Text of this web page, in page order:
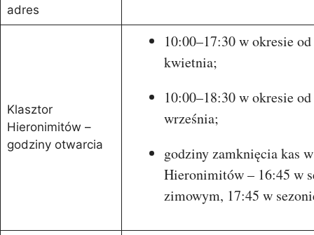
adres
Klasztor
Hieronimitów –
godziny otwarcia
10:00–17:30 w okresie
kwietnia;
10:00–18:30 w okresie
września;
godziny zamknięcia kas
Hieronimitów – 16:45 w
zimowym, 17:45 w